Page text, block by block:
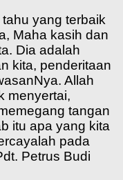
yang terbaik
Maha kasih dan
Dia adalah
kita, penderitaan
Allah
menyertai,
tangan
itu apa yang kita
pada
Petrus Budi